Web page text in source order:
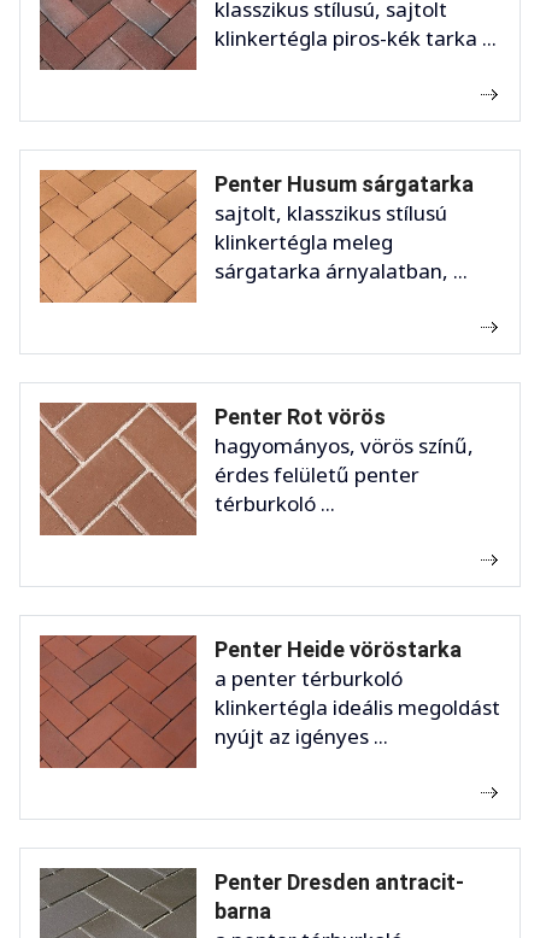
klasszikus stílusú, sajtolt
klinkertégla piros-kék tarka ...
Penter Husum sárgatarka
sajtolt, klasszikus stílusú
klinkertégla meleg
sárgatarka árnyalatban, ...
Penter Rot vörös
hagyományos, vörös színű,
érdes felületű penter
térburkoló ...
Penter Heide vöröstarka
a penter térburkoló
klinkertégla ideális megoldást
nyújt az igényes ...
Penter Dresden antracit-
barna